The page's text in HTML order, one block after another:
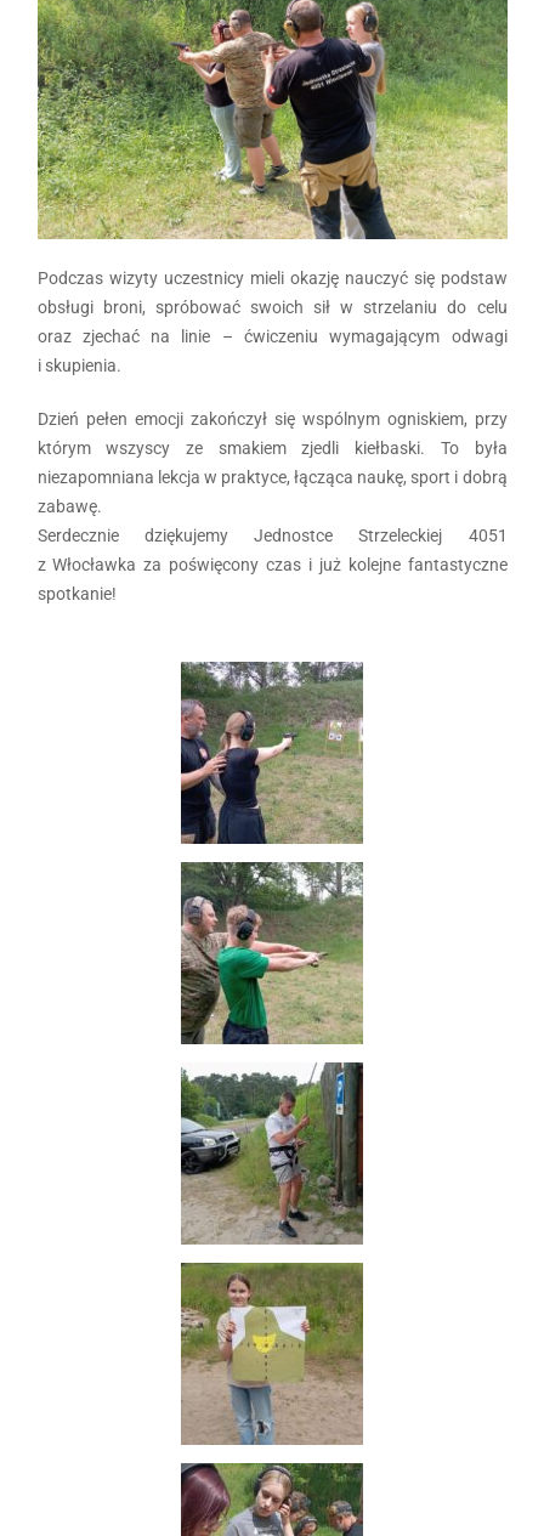
Podczas wizyty uczestnicy mieli okazję nauczyć się podstaw
obsługi broni, spróbować swoich sił w strzelaniu do celu
oraz zjechać na linie – ćwiczeniu wymagającym odwagi
i skupienia.
Dzień pełen emocji zakończył się wspólnym ogniskiem, przy
którym wszyscy ze smakiem zjedli kiełbaski. To była
niezapomniana lekcja w praktyce, łącząca naukę, sport i dobrą
zabawę.
Serdecznie dziękujemy Jednostce Strzeleckiej 4051
z Włocławka za poświęcony czas i już kolejne fantastyczne
spotkanie!